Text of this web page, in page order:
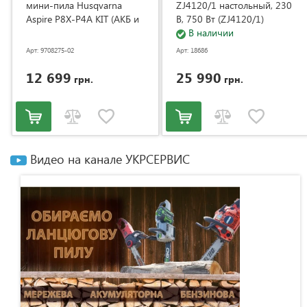
мини-пила Husqvarna
Aspire P8X-P4A KIT (АКБ и
Арт: 9708275-02
12 699 грн.
ZJ4120/1 настольный, 230
В, 750 Вт (ZJ4120/1)
В наличии
Арт: 18686
25 990 грн.
Видео на канале УКРСЕРВИС